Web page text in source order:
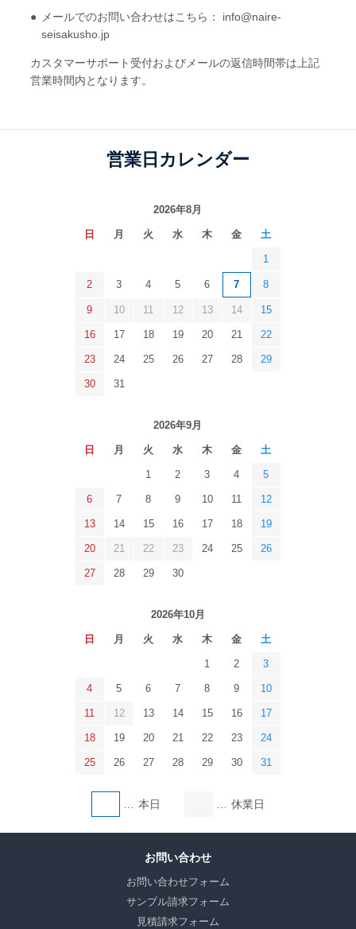
メールでのお問い合わせはこちら： info@naire-
seisakusho.jp
カスタマーサポート受付およびメールの返信時間帯は上記
営業時間内となります。
営業日カレンダー
2026年8月
日 月 火 水 木 金 土
1
2 3 4 5 6 7 8
9 10 11 12 13 14 15
16 17 18 19 20 21 22
23 24 25 26 27 28 29
30 31
2026年9月
日 月 火 水 木 金 土
1 2 3 4 5
6 7 8 9 10 11 12
13 14 15 16 17 18 19
20 21 22 23 24 25 26
27 28 29 30
2026年10月
日 月 火 水 木 金 土
1 2 3
4 5 6 7 8 9 10
11 12 13 14 15 16 17
18 19 20 21 22 23 24
25 26 27 28 29 30 31
本日 休業日
お問い合わせ
お問い合わせフォーム
サンプル請求フォーム
見積請求フォーム